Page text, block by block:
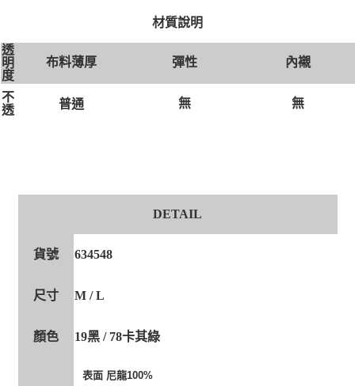
材質說明
透
明
度
布料薄厚 彈性 內襯
不
透
普通 無 無
DETAIL
貨號 634548
尺寸 M / L
顏色 19黑 / 78卡其綠
表面 尼龍100%